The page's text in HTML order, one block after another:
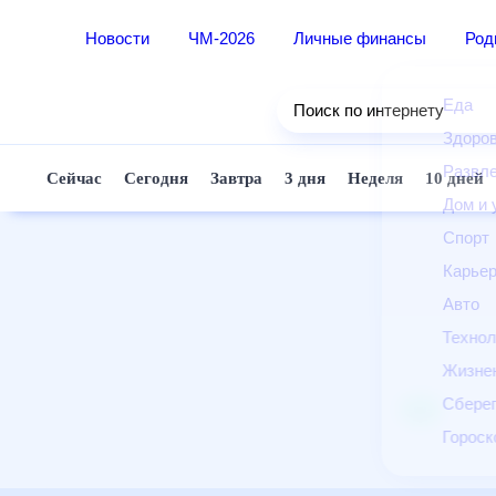
Новости ЧМ-2026 Личные финансы
Еда
Дом
Спорт
Авто
Поиск по интернету
Сейчас Сегодня Завтра 3 дня Неделя 10